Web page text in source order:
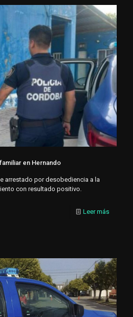
en Hernando
arrestado por desobediencia a la
con resultado positivo.
Leer más